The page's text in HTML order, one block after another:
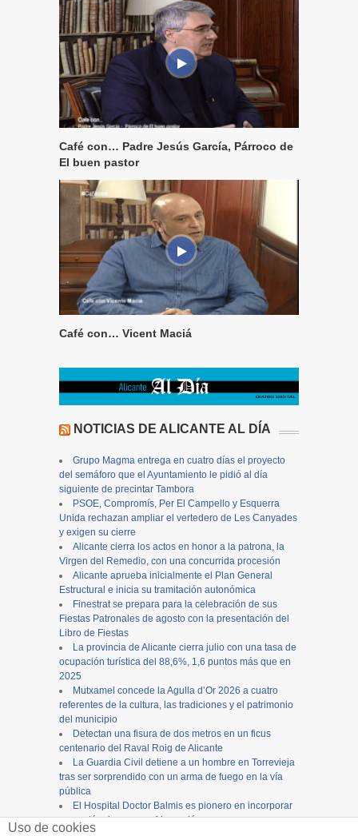
Café con… Padre Jesús García, Párroco de
El buen pastor
Café con… Vicent Maciá
NOTICIAS DE ALICANTE AL DÍA
Grupo Magma entrega en cuatro días el proyecto
del semáforo que el Ayuntamiento le pidió al día
siguiente de precintar Tambora
PSOE, Compromís, Per El Campello y Esquerra
Unida rechazan ampliar el vertedero de Les Canyades
y exigen su cierre
Alicante cierra los actos en honor a la patrona, la
Virgen del Remedio, con una concurrida procesión
Alicante aprueba inicialmente el Plan General
Estructural e inicia su tramitación autonómica
Finestrat se prepara para la celebración de sus
Fiestas Patronales de agosto con la presentación del
Libro de Fiestas
La provincia de Alicante cierra julio con una tasa de
ocupación turística del 88,6%, 1,6 puntos más que en
2025
Mutxamel concede la Agulla d’Or 2026 a cuatro
referentes de la cultura, las tradiciones y el patrimonio
del municipio
Detectan una fisura de dos metros en un ficus
centenario del Raval Roig de Alicante
La Guardia Civil detiene a un hombre en Torrevieja
tras ser sorprendido con un arma de fuego en la vía
pública
El Hospital Doctor Balmis es pionero en incorporar
carros térmicos con refrigeración por agua para
Uso de cookies